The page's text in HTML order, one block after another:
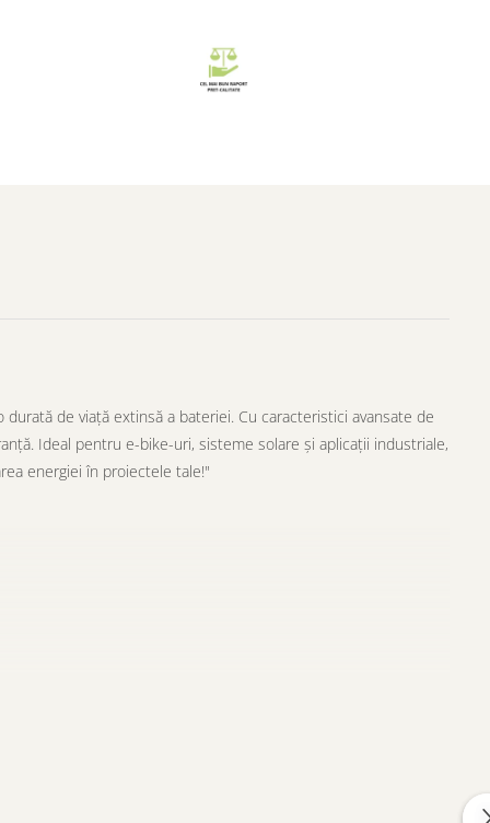
de viață extinsă a bateriei. Cu caracteristici avansate de
Ideal pentru e-bike-uri, sisteme solare și aplicații industriale,
energiei în proiectele tale!"